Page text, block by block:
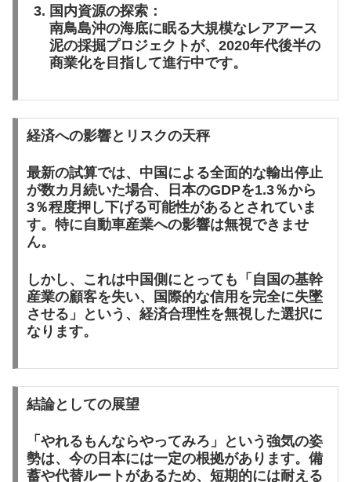
国内資源の探索：
南鳥島沖の海底に眠る大規模なレアアース
泥の採掘プロジェクトが、2020年代後半の
商業化を目指して進行中です。
経済への影響とリスクの天秤
最新の試算では、中国による全面的な輸出停止
が数カ月続いた場合、日本のGDPを1.3％から
3％程度押し下げる可能性があるとされていま
す。特に自動車産業への影響は無視できませ
ん。
しかし、これは中国側にとっても「自国の基幹
産業の顧客を失い、国際的な信用を完全に失墜
させる」という、経済合理性を無視した選択に
なります。
結論としての展望
「やれるもんならやってみろ」という強気の姿
勢は、今の日本には一定の根拠があります。備
蓄や代替ルートがあるため、短期的には耐える